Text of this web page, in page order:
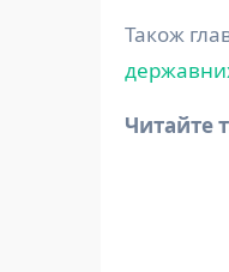
Також
Читайте